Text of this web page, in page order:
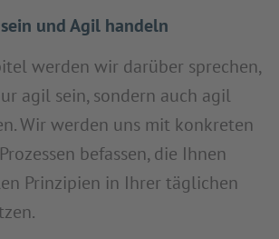
und Agil handeln
werden wir darüber sprechen,
agil sein, sondern auch agil
Wir werden uns mit konkreten
befassen, die Ihnen
Prinzipien in Ihrer täglichen